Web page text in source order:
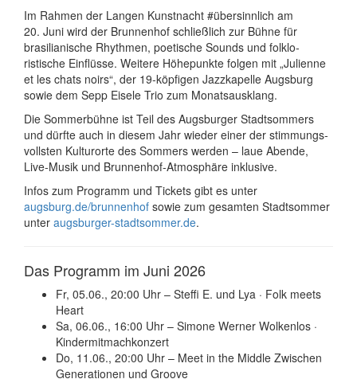
Im Rahmen der Langen Kunstnacht #übersinnlich am
20. Juni wird der Brunnenhof schließlich zur Bühne für
brasili­anische Rhythmen, poetische Sounds und folklo­
ristische Einflüsse. Weitere Höhepunkte folgen mit „Julienne
et les chats noirs“, der 19-köpfigen Jazzkapelle Augsburg
sowie dem Sepp Eisele Trio zum Monatsausklang.
Die Sommerbühne ist Teil des Augsburger Stadtsommers
und dürfte auch in diesem Jahr wieder einer der stimmungs­
vollsten Kulturorte des Sommers werden – laue Abende,
Live-Musik und Brunnenhof-Atmosphäre inklusive.
Infos zum Programm und Tickets gibt es unter
augsburg.de/brunnenhof sowie zum gesamten Stadtsommer
unter augsburger-stadtsommer.de.
Das Programm im Juni 2026
Fr, 05.06., 20:00 Uhr – Steffi E. und Lya · Folk meets
Heart
Sa, 06.06., 16:00 Uhr – Simone Werner Wolkenlos ·
Kinder­mitmach­konzert
Do, 11.06., 20:00 Uhr – Meet in the Middle Zwischen
Genera­tionen und Groove